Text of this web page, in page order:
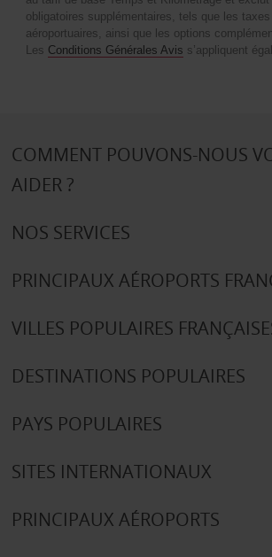
obligatoires supplémentaires, tels que les
aéroportuaires, ainsi que les options
Les Conditions Générales Avis s’appliquent
COMMENT POUVONS-NOUS
AIDER ?
NOS SERVICES
PRINCIPAUX AÉROPORTS
VILLES POPULAIRES
DESTINATIONS POPULAIRES
PAYS POPULAIRES
SITES INTERNATIONAUX
PRINCIPAUX AÉROPORTS